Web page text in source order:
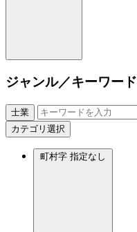
ジャンル／キーワード
士業
カテゴリ選択
町村字 指定なし